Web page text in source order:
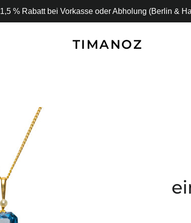
1,5 % Rabatt bei Vorkasse oder Abholung (Berlin &
TIMANOZ